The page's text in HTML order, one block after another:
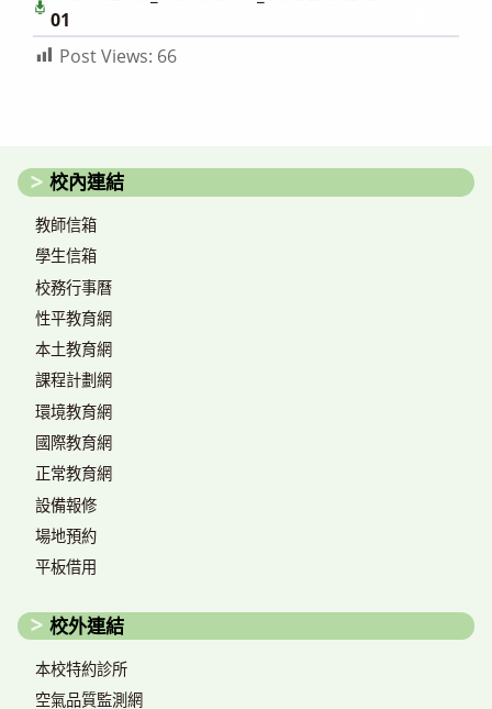
01
Post Views: 66
校內連結
教師信箱
學生信箱
校務行事曆
性平教育網
本土教育網
課程計劃網
環境教育網
國際教育網
正常教育網
設備報修
場地預約
平板借用
校外連結
本校特約診所
空氣品質監測網